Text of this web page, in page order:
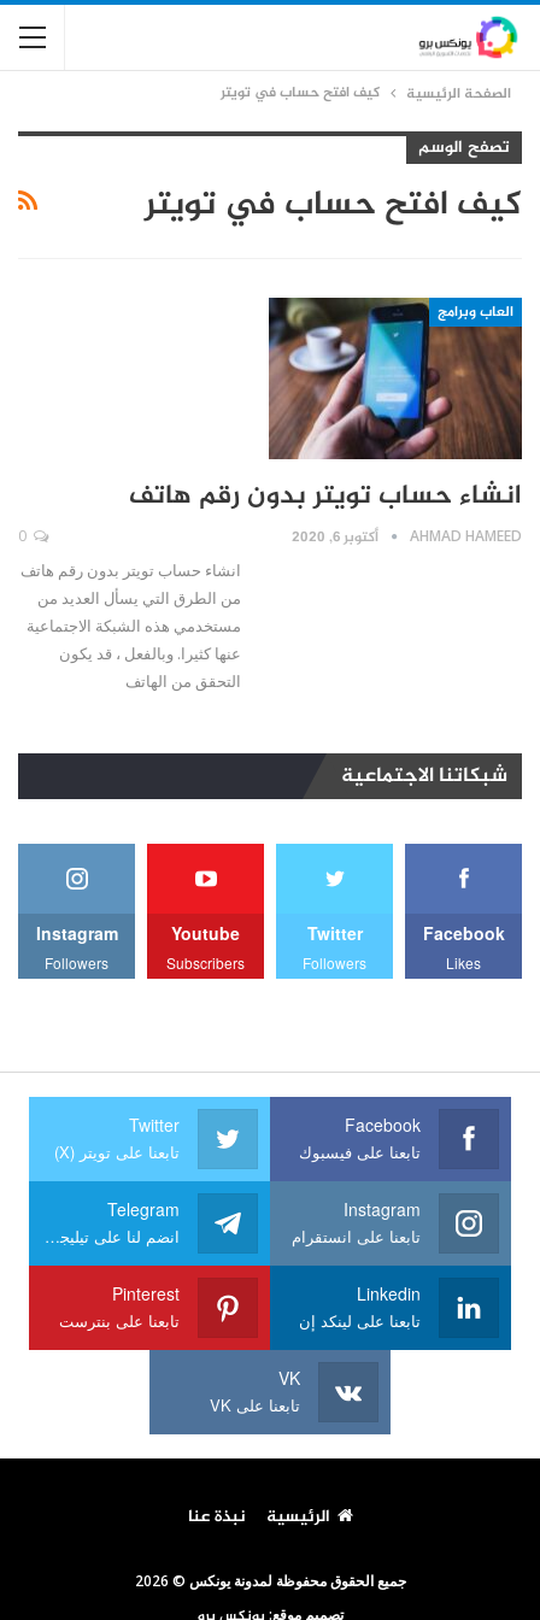
الصفحة الرئيسية كيف افتح حساب في تويتر
تصفح الوسم
كيف افتح حساب في تويتر
العاب وبرامج
انشاء حساب تويتر بدون رقم هاتف
AHMAD HAMEED أكتوبر 6, 2020
انشاء حساب تويتر بدون رقم هاتف
من الطرق التي يسأل العديد من
مستخدمي هذه الشبكة الاجتماعية
عنها كثيرا. وبالفعل ، قد يكون
التحقق من الهاتف
شبكاتنا الاجتماعية
Facebook
Likes
Twitter
Followers
Youtube
Subscribers
Instagram
Followers
Facebook
تابعنا على فيسبوك
Twitter
تابعنا على تويتر (X)
Instagram
تابعنا على انستقرام
Telegram
انضم لنا على تيليجرام
Linkedin
تابعنا على لينكد إن
Pinterest
تابعنا على بنترست
VK
تابعنا على VK
الرئيسية نبذة عنا
جميع الحقوق محفوظة لمدونة يونكس © 2026
تصميم موقع: